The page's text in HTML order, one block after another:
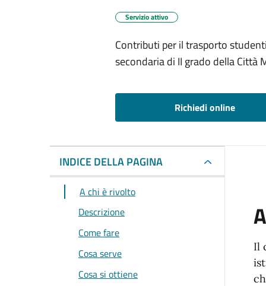
Servizio attivo
Contributi per il trasporto
secondaria di II grado della Città
Richiedi online
INDICE DELLA PAGINA
A chi è rivolto
Descrizione
Come fare
Cosa serve
Cosa si ottiene
Il